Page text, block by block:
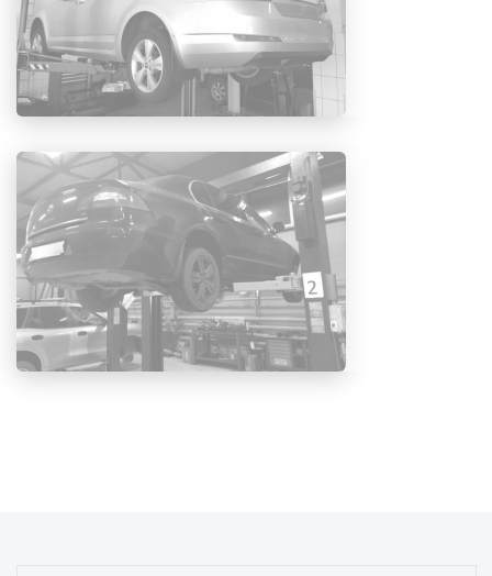
Запись на СТО
Один из лучших способов получить больше за
свои деньги – это обратиться в профильный
выполнят быструю и качественную замену
аккумуляторной батареи. Квалифицированные
специалисты смогут грамотно произвести
Skoda Yeti, и предварительно предоставят
перечень проведенных работ, а после Вам будет
выдана гарантия на выполненную услугу.